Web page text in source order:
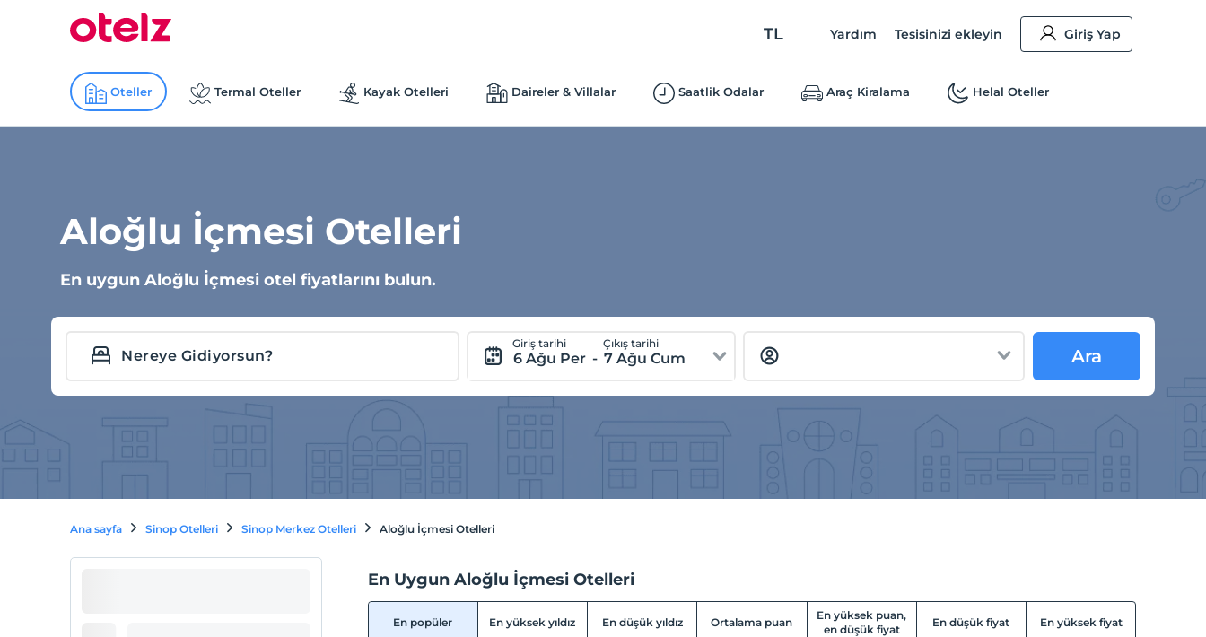
TL Yardım Tesisinizi ekleyin Giriş Yap
Oteller Termal Oteller Kayak Otelleri Daireler & Villalar Saatlik Odalar Araç Kiralama Helal Oteller
Aloğlu İçmesi Otelleri
En uygun Aloğlu İçmesi otel fiyatlarını bulun.
Giriş tarihi
6 Ağu Per -
Çıkış tarihi
7 Ağu Cum Ara
Ana sayfa Sinop Otelleri Sinop Merkez Otelleri Aloğlu İçmesi Otelleri
En Uygun Aloğlu İçmesi Otelleri
En popüler En yüksek yıldız En düşük yıldız Ortalama puan
En yüksek puan,
en düşük fiyat
En düşük fiyat En yüksek fiyat